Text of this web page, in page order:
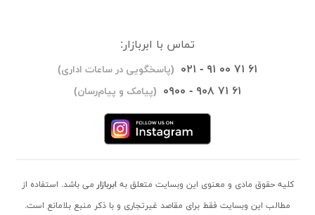
تماس با ابربازار:
۰۲۱ - ۹۱ ۰۰ ۷۱ ۶۱ (پاسخگویی در ساعات اداری)
۰۹۰۰ - ۹۰۸ ۷۱ ۶۱ (پیامک و پیام‌رسان)
کلیه حقوق مادی و معنوی این وبسایت متعلق به ابربازار می باشد. استفاده از
مطالب این وبسایت فقط برای مقاصد غیرتجاری و با ذکر منبع بلامانع است.